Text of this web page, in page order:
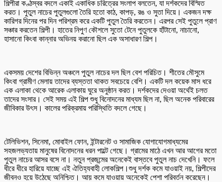
শিল্পীরা কণ্ঠস্বর বদলে একাই একাধিক চরিত্রের সংলাপ বলতেন, যা দর্শকদের বিস্মিত
করত। পুতুল নাচের পুতুলগুলো তৈরি হতো কাঠ, কাপড়, রঙ ও সুতা দিয়ে। একজন দক্ষ
কারিগর দিনের পর দিন পরিশ্রম করে একটি পুতুল তৈরি করতেন। এরপর সেই পুতুলে প্রাণ
সঞ্চার করতেন শিল্পী। হাতের নিপুণ কৌশলে সুতো টেনে পুতুলকে হাঁটানো, নাচানো,
হাসানো কিংবা কান্নার অভিনয় করানো ছিল এক অসাধারণ শিল্প।
একসময় দেশের বিভিন্ন অঞ্চলে পুতুল নাচের দল ছিল বেশ পরিচিত। শীতের মৌসুমে
কিংবা গ্রামীণ মেলায় তাদের ব্যস্ততা থাকত সবচেয়ে বেশি। একটি দল কয়েক মাস ধরে
এক এলাকা থেকে আরেক এলাকায় ঘুরে অনুষ্ঠান করত। দর্শকদের দেওয়া অর্থেই চলত
তাদের সংসার। সেই সময় এই শিল্প শুধু বিনোদনের মাধ্যম ছিল না, ছিল অনেক পরিবারের
জীবিকার উৎস। কালের পরিক্রমায় পরিস্থিতি বদলে গেছে।
টেলিভিশন, সিনেমা, মোবাইল ফোন, ইন্টারনেট ও সামাজিক যোগাযোগমাধ্যমের
সহজলভ্যতায় মানুষের বিনোদনের ধরন পাল্টে গেছে। গ্রামের মাঠে এখন আর আগের মতো
পুতুল নাচের আসর বসে না। নতুন প্রজন্মের অনেকেই বাস্তবে পুতুল নাচ দেখেনি। ফলে
ধীরে ধীরে হারিয়ে যাচ্ছে এই ঐতিহ্যবাহী লোকশিল্প।শুধু দর্শক কমে যাওয়াই নয়, শিল্পীদের
জীবনও হয়ে উঠেছে অনিশ্চিত। আয় কমে যাওয়ায় অনেকেই পেশা পরিবর্তন করেছেন।